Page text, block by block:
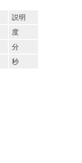
説明
度
分
秒